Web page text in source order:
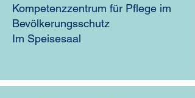
Kompetenzzentrum für Pflege im
Bevölkerungsschutz
Im Speisesaal